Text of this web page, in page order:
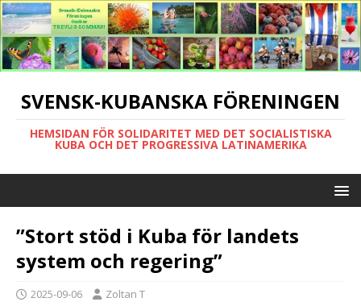
SVENSK-KUBANSKA FÖRENINGEN
HEMSIDAN FÖR SOLIDARITET MED DET SOCIALISTISKA
KUBA OCH DET PROGRESSIVA LATINAMERIKA
”Stort stöd i Kuba för landets
system och regering”
2025-09-06 Zoltan T